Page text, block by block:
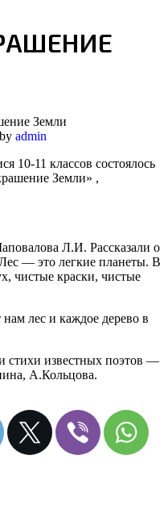
Земли
by admin
10-11 классов состоялось
Земли» ,
Л.И. Рассказали о
— это легкие планеты. В
чистые краски, чистые
нам лес и каждое дерево в
стихи известных поэтов —
А.Кольцова.